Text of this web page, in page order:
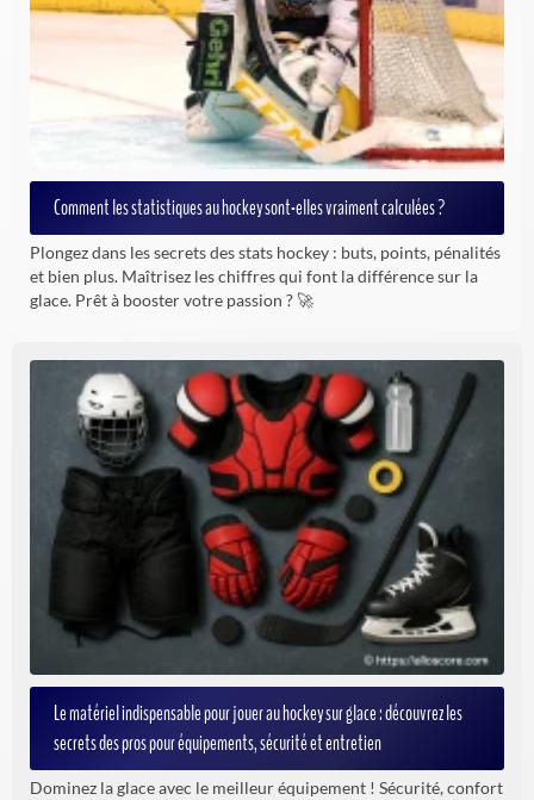
Comment les statistiques au hockey sont-elles vraiment calculées ?
Plongez dans les secrets des stats hockey : buts, points, pénalités
et bien plus. Maîtrisez les chiffres qui font la différence sur la
glace. Prêt à booster votre passion ? 🚀
Le matériel indispensable pour jouer au hockey sur glace : découvrez les
secrets des pros pour équipements, sécurité et entretien
Dominez la glace avec le meilleur équipement ! Sécurité, confort